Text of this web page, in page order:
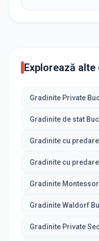
Explorează
Gradinite Private
Gradinite de stat
Gradinite cu
Gradinite cu
Gradinite
Gradinite Waldorf
Gradinite Private